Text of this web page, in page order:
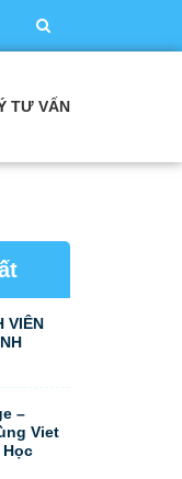
TƯ VẤN
VIÊN
–
Viet